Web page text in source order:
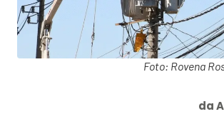
Foto: Rovena
da